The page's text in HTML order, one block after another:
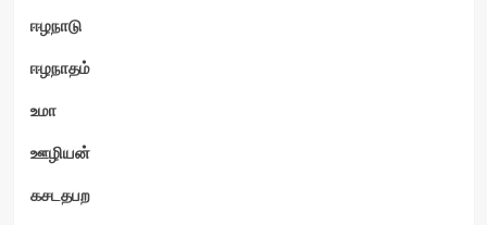
ஈழநாடு
ஈழநாதம்
உமா
ஊழியன்
கசடதபற